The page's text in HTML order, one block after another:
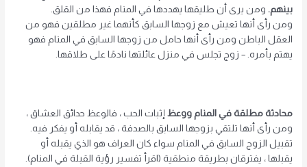
بينهم. ومن يرى أن طليقها يهددها في المنام فهذا من القلق.
ومن رأى أنها تعيش مع زوجها السابق كأنهما غير مطلقين فهو من
العقل الباطن ومن رأى أنها حامل من زوجها السابق في المنام فهو
يهتم بأمره. – زوج تجلس في منزل عائلتها نادمًا على طلاقها.
محادثة مطلقة في المنام ووعظ إثبات الحب ، فالوعظ حدائق العشاق ،
ومن رأى أنها تلتقي بزوجها السابق بالصدفة ، قد يقابله أو يفكر فيه.
تقبيل الزوج السابق في المنام سواء كان العراف هو الذي يقبله أو
يقبلها ، يفترقان بطريقة منطقية (اقرأ تفسير رؤية القبلة في المنام).